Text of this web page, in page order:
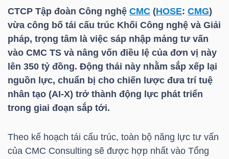
CTCP Tập đoàn Công nghệ CMC (HOSE: CMG)
vừa công bố tái cấu trúc Khối Công nghệ và Giải
pháp, trọng tâm là việc sáp nhập mảng tư vấn
vào CMC TS và nâng vốn điều lệ của đơn vị này
lên 350 tỷ đồng. Động thái này nhằm sắp xếp lại
nguồn lực, chuẩn bị cho chiến lược đưa trí tuệ
nhân tạo (AI-X) trở thành động lực phát triển
trong giai đoạn sắp tới.
Theo kế hoạch tái cấu trúc, toàn bộ năng lực tư vấn
của CMC Consulting sẽ được hợp nhất vào Tổng
NGHIỆP
BẤT
ĐỘNG
SẢN
TÀI
CHÍNH